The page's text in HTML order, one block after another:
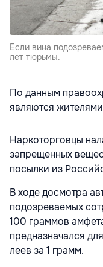
Если вина
лет тюрьмы.
По данным
являются
Наркоторговцы
запрещенных
посылки из
В ходе досмотра
подозреваемых
100 граммов
предназначался
леев за 1 грамм.